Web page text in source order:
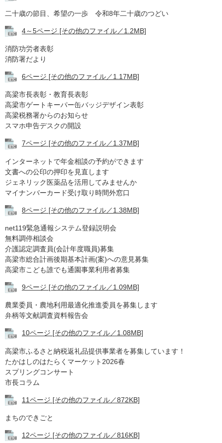
二十歳の節目、希望の一歩 令和8年二十歳のつどい
4～5ページ [その他のファイル／1.2MB]
消防功労者表彰
消防署だより
6ページ [その他のファイル／1.17MB]
高梁市長表彰・教育長表彰
高梁市ゲートキーパー缶バッジデザイン表彰
高梁税務署からのお知らせ
スマホ申告デスクの開設
7ページ [その他のファイル／1.37MB]
インターネットで年金相談の予約ができます
文書への公印の押印を見直します
ジェネリック医薬品を活用してみませんか
マイナンバーカード受け取り時間外窓口
8ページ [その他のファイル／1.38MB]
net119緊急通報システム登録説明会
無料調停相談会
介護認定調査員(会計年度職員)募集
高梁市総合計画後期基本計画(案)への意見募集
高梁市こども誰でも通園事業利用者募集
9ページ [その他のファイル／1.09MB]
農業委員・農地利用最適化推進委員を募集します
弁柄等文献調査資料報告会
10ページ [その他のファイル／1.08MB]
高梁市ふるさと納税返礼品提供事業者を募集しています！
たかはしのはたらくマーケット2026春
スプリングコンサート
市長コラム
11ページ [その他のファイル／872KB]
まちのできごと
12ページ [その他のファイル／816KB]